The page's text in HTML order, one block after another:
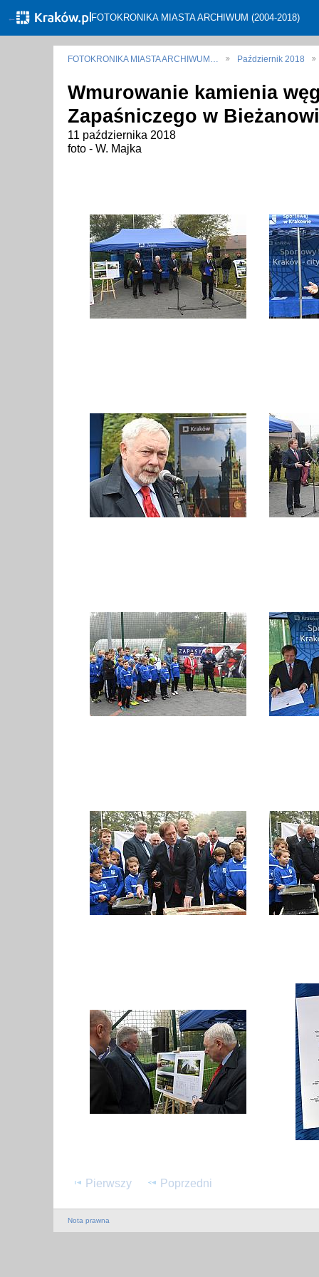
← FOTOKRONIKA MIASTA ARCHIWUM (2004-2018)
FOTOKRONIKA MIASTA ARCHIWUM… Październik 2018
Wmurowanie kamienia
Zapaśniczego w
11 października 2018
foto - W. Majka
Pierwszy Poprzedni
Nota prawna